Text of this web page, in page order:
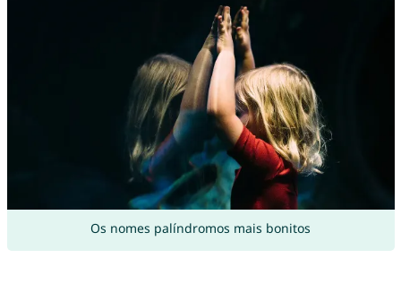
Os nomes palíndromos mais bonitos